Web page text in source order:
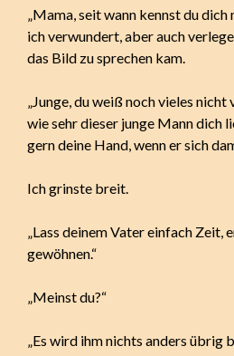
„Mama, seit wann kennst du
ich verwundert, aber auch
das Bild zu sprechen kam.
„Junge, du weiß noch vieles
wie sehr dieser junge Mann dich
gern deine Hand, wenn er sich
Ich grinste breit.
„Lass deinem Vater einfach Zeit,
gewöhnen.“
„Meinst du?“
„Es wird ihm nichts anders übrig